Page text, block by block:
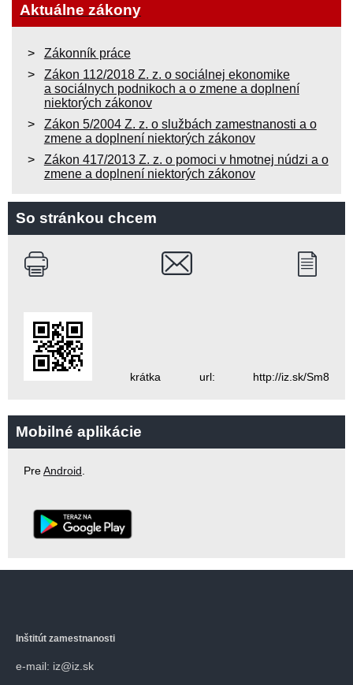
Aktuálne zákony
Zákonník práce
Zákon 112/2018 Z. z. o sociálnej ekonomike
a sociálnych podnikoch a o zmene a doplnení
niektorých zákonov
Zákon 5/2004 Z. z. o službách zamestnanosti a o
zmene a doplnení niektorých zákonov
Zákon 417/2013 Z. z. o pomoci v hmotnej núdzi a o
zmene a doplnení niektorých zákonov
So stránkou chcem
krátka url: http://iz.sk/Sm8
Mobilné aplikácie
PreAndroid
Inštitút zamestnanosti
e-mail: iz@iz.sk